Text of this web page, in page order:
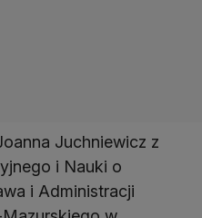
Juchniewicz z
i Nauki o
i Administracji